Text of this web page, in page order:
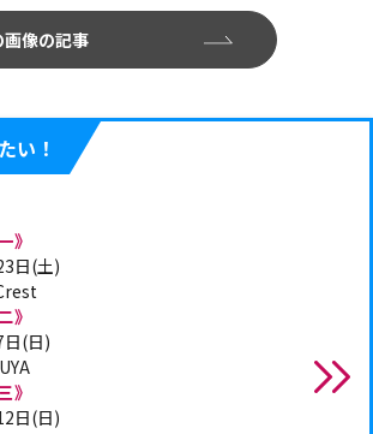
画像の記事
い！
》
日(土)
》
(日)
》
日(日)